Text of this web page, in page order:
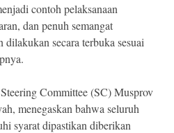
contoh pelaksanaan
dan penuh semangat
dilakukan secara terbuka sesuai
Committee (SC) Musprov
menegaskan bahwa seluruh
syarat dipastikan diberikan